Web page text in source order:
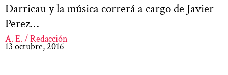
Darricau y la música correrá a cargo de Javier
Perez…
A. E. / Redacción
13 octubre, 2016